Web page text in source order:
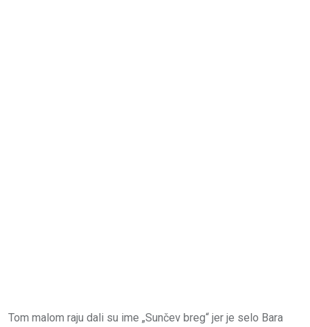
Tom malom raju dali su ime „Sunčev breg“ jer je selo Bara